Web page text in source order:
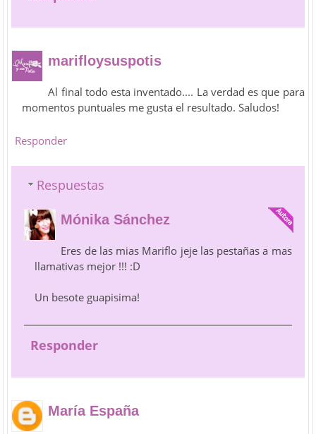
marifloysuspotis
Al final todo esta inventado.... La verdad es que para
momentos puntuales me gusta el resultado. Saludos!
Responder
Respuestas
Mónika Sánchez
Eres de las mias Mariflo jeje las pestañas a mas
llamativas mejor !!! :D
Un besote guapisima!
Responder
María España